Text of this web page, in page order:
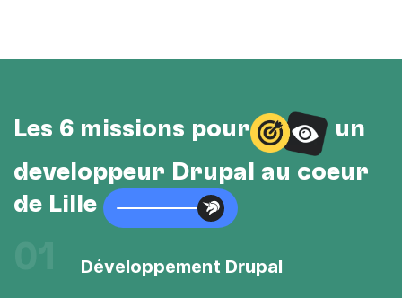
Les 6 missions pour
un
développeur Drupal au cœur
de Lille
Développement Drupal